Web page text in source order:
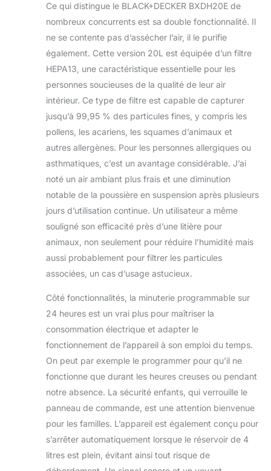
Ce qui distingue le BLACK+DECKER BXDH20E de
nombreux concurrents est sa double fonctionnalité. Il
ne se contente pas d’assécher l’air, il le purifie
également. Cette version 20L est équipée d’un filtre
HEPA13, une caractéristique essentielle pour les
personnes soucieuses de la qualité de leur air
intérieur. Ce type de filtre est capable de capturer
jusqu’à 99,95 % des particules fines, y compris les
pollens, les acariens, les squames d’animaux et
autres allergènes. Pour les personnes allergiques ou
asthmatiques, c’est un avantage considérable. J’ai
noté un air ambiant plus frais et une diminution
notable de la poussière en suspension après plusieurs
jours d’utilisation continue. Un utilisateur a même
souligné son efficacité près d’une litière pour
animaux, non seulement pour réduire l’humidité mais
aussi probablement pour filtrer les particules
associées, un cas d’usage astucieux.
Côté fonctionnalités, la minuterie programmable sur
24 heures est un vrai plus pour maîtriser la
consommation électrique et adapter le
fonctionnement de l’appareil à son emploi du temps.
On peut par exemple le programmer pour qu’il ne
fonctionne que durant les heures creuses ou pendant
notre absence. La sécurité enfants, qui verrouille le
panneau de commande, est une attention bienvenue
pour les familles. L’appareil est également conçu pour
s’arrêter automatiquement lorsque le réservoir de 4
litres est plein, évitant ainsi tout risque de